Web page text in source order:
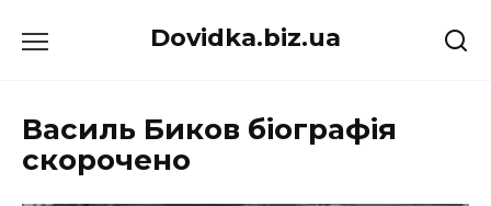
до
Dovidka.biz.ua
Василь Биков біографія
скорочено